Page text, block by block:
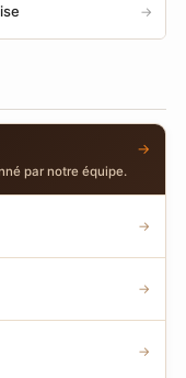
→
par notre équipe.
→
→
→
→